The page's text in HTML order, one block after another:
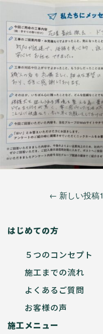
日
← 新しい投稿1
はじめての方
５つのコンセプト
施工までの流れ
よくあるご質問
お客様の声
施工メニュー